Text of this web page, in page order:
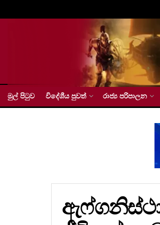
මුල් පිටුව විදේශීය පුවත් රාජ්‍ය පරිපාලන